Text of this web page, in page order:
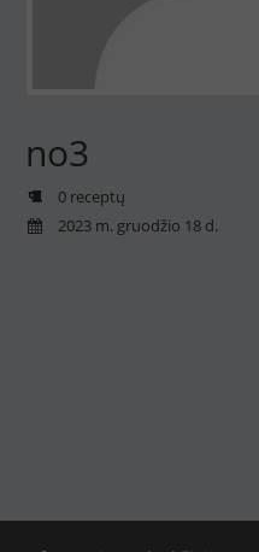
no3
0 receptų
2023 m. gruodžio 18 d.